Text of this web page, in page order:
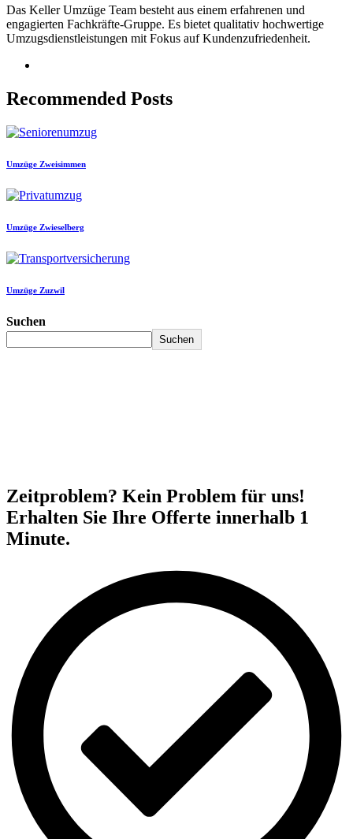
Das Keller Umzüge Team besteht aus einem erfahrenen und
engagierten Fachkräfte-Gruppe. Es bietet qualitativ hochwertige
Umzugsdienstleistungen mit Fokus auf Kundenzufriedenheit.
Recommended Posts
Umzüge Zweisimmen
Umzüge Zwieselberg
Umzüge Zuzwil
Suchen
Suchen
Zeitproblem? Kein Problem für uns!
Erhalten Sie Ihre Offerte innerhalb 1
Minute.